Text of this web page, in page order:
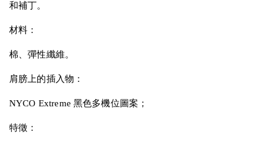
和補丁。
材料：
棉、彈性纖維。
肩膀上的插入物：
NYCO Extreme 黑色多機位圖案；
特徵：